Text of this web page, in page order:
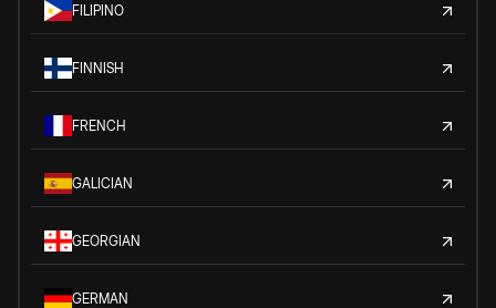
FILIPINO
FINNISH
FRENCH
GALICIAN
GEORGIAN
GERMAN